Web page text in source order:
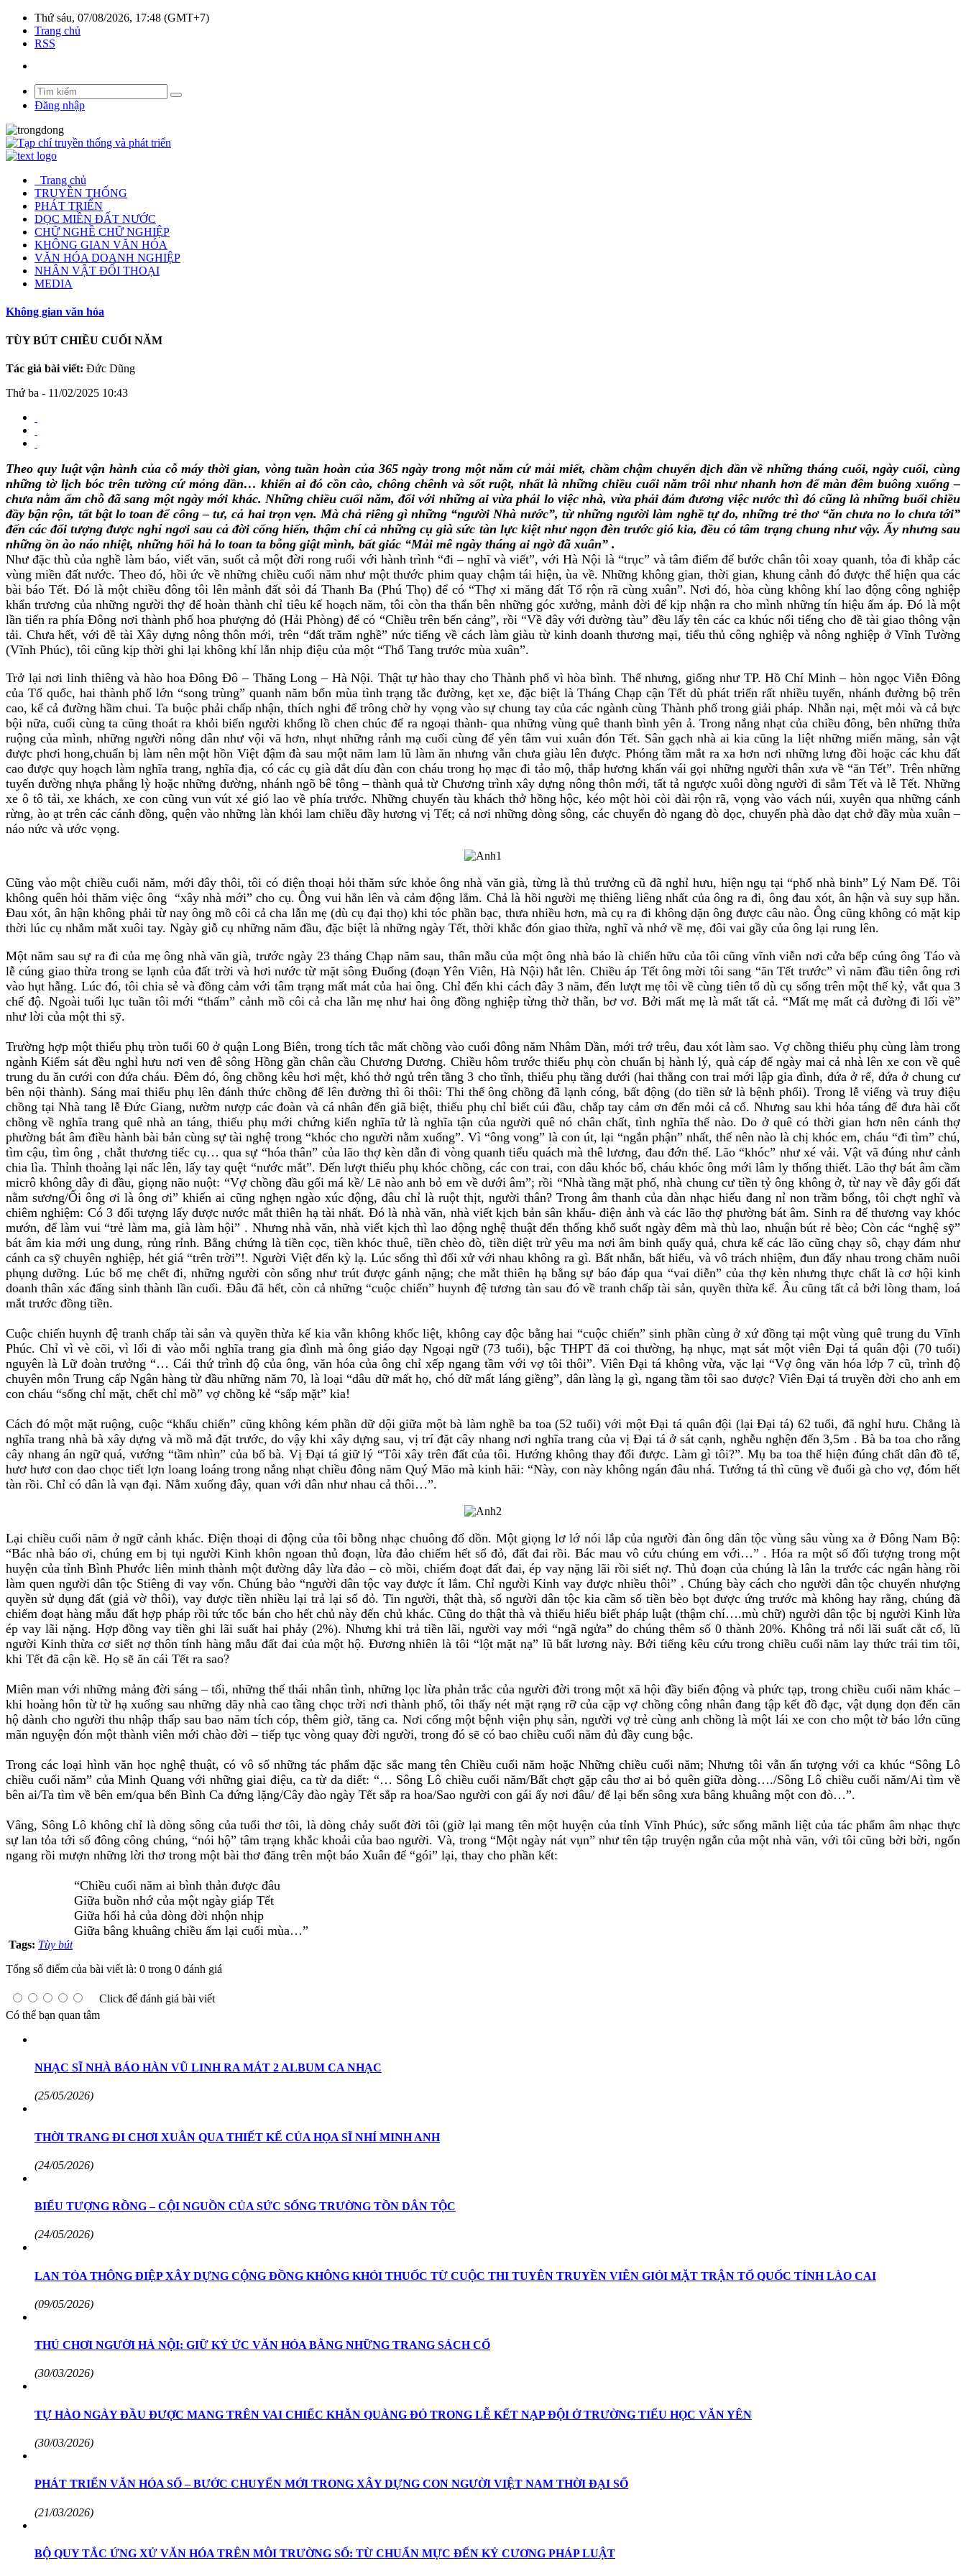
Thứ sáu, 07/08/2026, 17:48 (GMT+7)
Trang chủ
RSS
Đăng nhập
Trang chủ
TRUYỀN THỐNG
PHÁT TRIỂN
DỌC MIỀN ĐẤT NƯỚC
CHỮ NGHỀ CHỮ NGHIỆP
KHÔNG GIAN VĂN HÓA
VĂN HÓA DOANH NGHIỆP
NHÂN VẬT ĐỐI THOẠI
MEDIA
Không gian văn hóa
TÙY BÚT CHIỀU CUỐI NĂM
Tác giả bài viết: Đức Dũng
Thứ ba - 11/02/2025 10:43
Theo quy luật vận hành của cỗ máy thời gian, vòng tuần hoàn của 365 ngày trong một năm cứ mải miết, chầm chậm chuyển dịch dần về những tháng cuối, ngày cuối, cùng
những tờ lịch bóc trên tường cứ mỏng dần… khiến ai đó cồn cào, chông chênh và sốt ruột, nhất là những chiều cuối năm trôi như nhanh hơn để màn đêm buông xuống –
chưa nằm ấm chỗ đã sang một ngày mới khác. Những chiều cuối năm, đối với những ai vừa phải lo việc nhà, vừa phải đảm đương việc nước thì đó cũng là những buổi chiều
đầy bận rộn, tất bật lo toan để công – tư, cả hai trọn vẹn. Mà chả riêng gì những “người Nhà nước”, từ những người làm nghề tự do, những trẻ thơ “ăn chưa no lo chưa tới”
đến các đối tượng được nghỉ ngơi sau cả đời cống hiến, thậm chí cả những cụ già sức tàn lực kiệt như ngọn đèn trước gió kia, đều có tâm trạng chung như vậy. Ấy nhưng sau
những ồn ào náo nhiệt, những hối hả lo toan ta bỗng giật mình, bất giác “Mải mê ngày tháng ai ngờ đã xuân” .
Như đặc thù của nghề làm báo, viết văn, suốt cả một đời rong ruổi với hành trình “đi – nghĩ và viết”, với Hà Nội là “trục” và tâm điểm để bước chân tôi xoay quanh, tỏa đi khắp các
vùng miền đất nước. Theo đó, hồi ức về những chiều cuối năm như một thước phim quay chậm tái hiện, ùa về. Những không gian, thời gian, khung cảnh đó được thể hiện qua các
bài báo Tết. Đó là một chiều đông tôi lên mảnh đất sỏi đá Thanh Ba (Phú Thọ) để có “Thợ xi măng đất Tổ rộn rã cùng xuân”. Nơi đó, hòa cùng không khí lao động công nghiệp
khẩn trương của những người thợ để hoàn thành chỉ tiêu kế hoạch năm, tôi còn tha thẩn bên những góc xưởng, mảnh đời để kịp nhận ra cho mình những tín hiệu ấm áp. Đó là một
lần tiến ra phía Đông nơi thành phố hoa phượng đỏ (Hải Phòng) để có “Chiều trên bến cảng”, rồi “Về đây với đường tàu” đều lấy tên các ca khúc nổi tiếng cho đề tài giao thông vận
tải. Chưa hết, với đề tài Xây dựng nông thôn mới, trên “đất trăm nghề” nức tiếng về cách làm giàu từ kinh doanh thương mại, tiểu thủ công nghiệp và nông nghiệp ở Vĩnh Tường
(Vĩnh Phúc), tôi cũng kịp thời ghi lại không khí lẫn nhịp điệu của một “Thổ Tang trước mùa xuân”.
Trở lại nơi linh thiêng và hào hoa Đông Đô – Thăng Long – Hà Nội. Thật tự hào thay cho Thành phố vì hòa bình. Thế nhưng, giống như TP. Hồ Chí Minh – hòn ngọc Viễn Đông
của Tổ quốc, hai thành phố lớn “song trùng” quanh năm bốn mùa tình trạng tắc đường, kẹt xe, đặc biệt là Tháng Chạp cận Tết dù phát triển rất nhiều tuyến, nhánh đường bộ trên
cao, kể cả đường hầm chui. Ta buộc phải chấp nhận, thích nghi để trông chờ hy vọng vào sự chung tay của các ngành cùng Thành phố trong giải pháp. Nhẫn nại, mệt mỏi và cả bực
bội nữa, cuối cùng ta cũng thoát ra khỏi biển người khổng lồ chen chúc để ra ngoại thành- qua những vùng quê thanh bình yên ả. Trong nắng nhạt của chiều đông, bên những thửa
ruộng của mình, những người nông dân như vội vã hơn, nhụt những rảnh mạ cuối cùng để yên tâm vui xuân đón Tết. Sân gạch nhà ai kia cũng la liệt những miến măng, sản vật
được phơi hong,chuẩn bị làm nên một hồn Việt đậm đà sau một năm lam lũ làm ăn nhưng vẫn chưa giàu lên được. Phóng tầm mắt ra xa hơn nơi những lưng đồi hoặc các khu đất
cao được quy hoạch làm nghĩa trang, nghĩa địa, có các cụ già dắt díu đàn con cháu trong họ mạc đi tảo mộ, thắp hương khấn vái gọi những người thân xưa về “ăn Tết”. Trên những
tuyến đường nhựa phẳng lỳ hoặc những đường, nhánh ngõ bê tông – thành quả từ Chương trình xây dựng nông thôn mới, tất tả ngược xuôi dòng người đi sắm Tết và lễ Tết. Những
xe ô tô tải, xe khách, xe con cũng vun vút xé gió lao về phía trước. Những chuyến tàu khách thở hồng hộc, kéo một hòi còi dài rộn rã, vọng vào vách núi, xuyên qua những cánh
rừng, ào ạt trên các cánh đồng, quện vào những làn khói lam chiều đầy hương vị Tết; cả nơi những dòng sông, các chuyến đò ngang đò dọc, chuyến phà dào dạt chở đầy mùa xuân –
náo nức và ước vọng.
Cũng vào một chiều cuối năm, mới đây thôi, tôi có điện thoại hỏi thăm sức khỏe ông nhà văn già, từng là thủ trưởng cũ đã nghỉ hưu, hiện ngụ tại “phố nhà binh” Lý Nam Đế. Tôi
không quên hỏi thăm việc ông “xây nhà mới” cho cụ. Ông vui hẳn lên và cảm động lắm. Chả là hồi người mẹ thiêng liêng nhất của ông ra đi, ông đau xót, ân hận và suy sụp hẳn.
Đau xót, ân hận không phải từ nay ông mồ côi cả cha lẫn mẹ (dù cụ đại thọ) khi tóc phần bạc, thưa nhiều hơn, mà cụ ra đi không dặn ông được câu nào. Ông cũng không có mặt kịp
thời lúc cụ nhắm mắt xuôi tay. Ngày giỗ cụ những năm đầu, đặc biệt là những ngày Tết, thời khắc đón giao thừa, nghĩ và nhớ về mẹ, đôi vai gầy của ông lại rung lên.
Một năm sau sự ra đi của mẹ ông nhà văn già, trước ngày 23 tháng Chạp năm sau, thân mẫu của một ông nhà báo là chiến hữu của tôi cũng vĩnh viễn nơi cửa bếp cúng ông Táo và
lễ cúng giao thừa trong se lạnh của đất trời và hơi nước từ mặt sông Đuống (đoạn Yên Viên, Hà Nội) hắt lên. Chiều áp Tết ông mời tôi sang “ăn Tết trước” vì năm đầu tiên ông rơi
vào hụt hẫng. Lúc đó, tôi chia sẻ và đồng cảm với tâm trạng mất mát của hai ông. Chỉ đến khi cách đây 3 năm, đến lượt mẹ tôi về cùng tiên tổ dù cụ sống trên một thế kỷ, vắt qua 3
chế độ. Ngoài tuổi lục tuần tôi mới “thấm” cảnh mồ côi cả cha lẫn mẹ như hai ông đồng nghiệp từng thờ thẫn, bơ vơ. Bởi mất mẹ là mất tất cả. “Mất mẹ mất cả đường đi lối về”
như lời của một thi sỹ.
Trường hợp một thiếu phụ tròn tuổi 60 ở quận Long Biên, trong tích tắc mất chồng vào cuối đông năm Nhâm Dần, mới trớ trêu, đau xót làm sao. Vợ chồng thiếu phụ cùng làm trong
ngành Kiểm sát đều nghỉ hưu nơi ven đê sông Hồng gần chân cầu Chương Dương. Chiều hôm trước thiếu phụ còn chuẩn bị hành lý, quà cáp để ngày mai cả nhà lên xe con về quê
trung du ăn cưới con đứa cháu. Đêm đó, ông chồng kêu hơi mệt, khó thở ngủ trên tầng 3 cho tĩnh, thiếu phụ tầng dưới (hai thằng con trai mới lập gia đình, đứa ở rể, đứa ở chung cư
bên nội thành). Sáng mai thiếu phụ lên đánh thức chồng để lên đường thì ôi thôi: Thi thể ông chồng đã lạnh cóng, bất động (do tiền sử là bệnh phổi). Trong lễ viếng và truy điệu
chồng tại Nhà tang lễ Đức Giang, nườm nượp các đoàn và cá nhân đến giã biệt, thiếu phụ chỉ biết cúi đầu, chắp tay cảm ơn đến mỏi cả cổ. Nhưng sau khi hỏa táng để đưa hài cốt
chồng về nghĩa trang quê nhà an táng, thiếu phụ mới chứng kiến nghĩa tử là nghĩa tận của người quê nó chân chất, tình nghĩa thế nào. Do ở quê có thời gian hơn nên cánh thợ
phường bát âm điều hành bài bản cùng sự tài nghệ trong “khóc cho người nằm xuống”. Vì “ông vong” là con út, lại “ngắn phận” nhất, thế nên nào là chị khóc em, cháu “đi tìm” chú,
tìm cậu, tìm ông , chắt thương tiếc cụ… qua sự “hóa thân” của lão thợ kèn dẫn đi vòng quanh tiểu quách mà thê lương, đau đớn thế. Lão “khóc” như xé vải. Vật vã đúng như cảnh
chia lìa. Thỉnh thoảng lại nấc lên, lấy tay quệt “nước mắt”. Đến lượt thiếu phụ khóc chồng, các con trai, con dâu khóc bố, cháu khóc ông mới lâm ly thống thiết. Lão thợ bát âm cầm
micrô không dây đi đầu, giọng não nuột: “Vợ chồng đầu gối má kề/ Lẽ nào anh bỏ em về dưới âm”; rồi “Nhà tầng mặt phố, nhà chung cư tiền tỷ ông không ở, từ nay về đây gối đất
nằm sương/Ối ông ơi là ông ơi” khiến ai cũng nghẹn ngào xúc động, đâu chỉ là ruột thịt, người thân? Trong âm thanh của dàn nhạc hiếu đang nỉ non trầm bổng, tôi chợt nghĩ và
chiêm nghiệm: Có 3 đối tượng lấy được nước mắt thiên hạ tài nhất. Đó là nhà văn, nhà viết kịch bản sân khấu- điện ảnh và các lão thợ phường bát âm. Sinh ra để thương vay khóc
mướn, để làm vui “trẻ làm ma, già làm hội” . Nhưng nhà văn, nhà viết kịch thì lao động nghệ thuật đến thống khổ suốt ngày đêm mà thù lao, nhuận bút rẻ bèo; Còn các “nghệ sỹ”
bát âm kia mới ung dung, rủng rỉnh. Bằng chứng là tiền cọc, tiền khóc thuê, tiền chèo đò, tiền diệt trừ yêu ma nơi âm binh quấy quả, chưa kể các lão cũng chạy sô, chạy đám như
cánh ca sỹ chuyên nghiệp, hét giá “trên trời”!. Người Việt đến kỳ lạ. Lúc sống thì đối xử với nhau không ra gì. Bất nhẫn, bất hiếu, và vô trách nhiệm, đun đẩy nhau trong chăm nuôi
phụng dưỡng. Lúc bố mẹ chết đi, những người còn sống như trút được gánh nặng; che mắt thiên hạ bằng sự báo đáp qua “vai diễn” của thợ kèn nhưng thực chất là cơ hội kinh
doanh thân xác đấng sinh thành lần cuối. Đâu đã hết, còn cả những “cuộc chiến” huynh đệ tương tàn sau đó về tranh chấp tài sản, quyền thừa kế. Âu cũng tất cả bởi lòng tham, loá
mắt trước đồng tiền.
Cuộc chiến huynh đệ tranh chấp tài sản và quyền thừa kế kia vẫn không khốc liệt, không cay độc bằng hai “cuộc chiến” sinh phần cùng ở xứ đồng tại một vùng quê trung du Vĩnh
Phúc. Chỉ vì vè cõi, vì lối đi vào mỗi nghĩa trang gia đình mà ông giáo dạy Ngoại ngữ (73 tuổi), bậc THPT đã coi thường, hạ nhục, mạt sát một viên Đại tá quân đội (70 tuổi)
nguyên là Lữ đoàn trưởng “… Cái thứ trình độ của ông, văn hóa của ông chỉ xếp ngang tầm với vợ tôi thôi”. Viên Đại tá không vừa, vặc lại “Vợ ông văn hóa lớp 7 cũ, trình độ
chuyên môn Trung cấp Ngân hàng từ đầu những năm 70, là loại “dâu dữ mất họ, chó dữ mất láng giềng”, dân làng lạ gì, ngang tầm tôi sao được? Viên Đại tá truyền đời cho anh em
con cháu “sống chỉ mặt, chết chỉ mồ” vợ chồng kẻ “sấp mặt” kia!
Cách đó một mặt ruộng, cuộc “khẩu chiến” cũng không kém phần dữ dội giữa một bà làm nghề ba toa (52 tuổi) với một Đại tá quân đội (lại Đại tá) 62 tuổi, đã nghỉ hưu. Chẳng là
nghĩa trang nhà bà xây dựng và mồ mả đặt trước, do vậy khi xây dựng sau, vị trí đặt cây nhang nơi nghĩa trang của vị Đại tá ở sát cạnh, nghễu nghện đến 3,5m . Bà ba toa cho rằng
cây nhang án ngữ quá, vướng “tầm nhìn” của bố bà. Vị Đại tá giữ lý “Tôi xây trên đất của tôi. Hướng không thay đổi được. Làm gì tôi?”. Mụ ba toa thể hiện đúng chất dân đồ tể,
hươ hươ con dao chọc tiết lợn loang loáng trong nắng nhạt chiều đông năm Quý Mão mà kinh hãi: “Này, con này không ngán đâu nhá. Tướng tá thì cũng về đuổi gà cho vợ, đóm hết
tàn rồi. Chỉ có dân là vạn đại. Nằm xuống đây, quan với dân như nhau cả thôi…”.
Lại chiều cuối năm ở ngữ cảnh khác. Điện thoại di động của tôi bỗng nhạc chuông đổ dồn. Một giọng lơ lớ nói lắp của người đàn ông dân tộc vùng sâu vùng xa ở Đông Nam Bộ:
“Bác nhà báo ơi, chúng em bị tụi người Kinh khôn ngoan thủ đoạn, lừa đảo chiếm hết sổ đỏ, đất đai rồi. Bác mau vô cứu chúng em với…” . Hóa ra một số đối tượng trong một
huyện của tỉnh Bình Phước liên minh thành một đường dây lừa đảo – cò mồi, chiếm đoạt đất đai, ép vay nặng lãi rồi siết nợ. Thủ đoạn của chúng là lân la trước các ngân hàng rồi
làm quen người dân tộc Stiêng đi vay vốn. Chúng bảo “người dân tộc vay được ít lắm. Chỉ người Kinh vay được nhiều thôi” . Chúng bày cách cho người dân tộc chuyển nhượng
quyền sử dụng đất (giả vờ thôi), vay được tiền nhiều lại trả lại sổ đỏ. Tin người, thật thà, số người dân tộc kia cầm số tiền bèo bọt được ứng trước mà không hay rằng, chúng đã
chiếm đoạt hàng mẫu đất hợp pháp rồi tức tốc bán cho hết chủ này đến chủ khác. Cũng do thật thà và thiếu hiểu biết pháp luật (thậm chí….mù chữ) người dân tộc bị người Kinh lừa
ép vay lãi nặng. Hợp đồng vay tiền ghi lãi suất hai phảy (2%). Nhưng khi trả tiền lãi, người vay mới “ngã ngửa” do chúng thêm số 0 thành 20%. Không trả nổi lãi suất cắt cổ, lũ
người Kinh thừa cơ siết nợ thôn tính hàng mẫu đất đai của một hộ. Đương nhiên là tôi “lột mặt nạ” lũ bất lương này. Bởi tiếng kêu cứu trong chiều cuối năm lay thức trái tim tôi,
khi Tết đã cận kề. Họ sẽ ăn cái Tết ra sao?
Miên man với những mảng đời sáng – tối, những thế thái nhân tình, những lọc lừa phản trắc của người đời trong một xã hội đầy biến động và phức tạp, trong chiều cuối năm khác –
khi hoàng hôn từ từ hạ xuống sau những dãy nhà cao tầng chọc trời nơi thành phố, tôi thấy nét mặt rạng rỡ của cặp vợ chồng công nhân đang tập kết đồ đạc, vật dụng dọn đến căn
hộ dành cho người thu nhập thấp sau bao năm tích cóp, thêm giờ, tăng ca. Nơi cổng một bệnh viện phụ sản, người vợ trẻ cùng anh chồng là một lái xe con cho một tờ báo lớn cũng
mãn nguyện đón một thành viên mới chào đời – tiếp tục vòng quay đời người, trong đó sẽ có bao chiều cuối năm đủ đầy cung bậc.
Trong các loại hình văn học nghệ thuật, có vô số những tác phẩm đặc sắc mang tên Chiều cuối năm hoặc Những chiều cuối năm; Nhưng tôi vẫn ấn tượng với ca khúc “Sông Lô
chiều cuối năm” của Minh Quang với những giai điệu, ca từ da diết: “… Sông Lô chiều cuối năm/Bất chợt gặp câu thơ ai bỏ quên giữa dòng…./Sông Lô chiều cuối năm/Ai tìm về
bên ai/Ta tìm về bên em/qua bến Bình Ca đứng lặng/Cây đào ngày Tết sắp ra hoa/Sao người con gái ấy nơi đâu/ để lại bến sông xưa bâng khuâng một con đò…”.
Vâng, Sông Lô không chỉ là dòng sông của tuổi thơ tôi, là dòng chảy suốt đời tôi (giờ lại mang tên một huyện của tỉnh Vĩnh Phúc), sức sống mãnh liệt của tác phẩm âm nhạc thực
sự lan tỏa tới số đông công chúng, “nói hộ” tâm trạng khắc khoải của bao người. Và, trong “Một ngày nát vụn” như tên tập truyện ngắn của một nhà văn, với tôi cũng bời bời, ngổn
ngang rồi mượn những lời thơ trong một bài thơ đăng trên một báo Xuân để “gói” lại, thay cho phần kết:
“Chiều cuối năm ai bình thản được đâu
Giữa buồn nhớ của một ngày giáp Tết
Giữa hối hả của dòng đời nhộn nhịp
Giữa bâng khuâng chiều ấm lại cuối mùa…”
Tags: Tùy bút
Tổng số điểm của bài viết là: 0 trong 0 đánh giá
Click để đánh giá bài viết
Có thể bạn quan tâm
NHẠC SĨ NHÀ BÁO HÀN VŨ LINH RA MÁT 2 ALBUM CA NHẠC
(25/05/2026)
THỜI TRANG ĐI CHƠI XUÂN QUA THIẾT KẾ CỦA HỌA SĨ NHÍ MINH ANH
(24/05/2026)
BIỂU TƯỢNG RỒNG – CỘI NGUỒN CỦA SỨC SỐNG TRƯỜNG TỒN DÂN TỘC
(24/05/2026)
LAN TỎA THÔNG ĐIỆP XÂY DỰNG CỘNG ĐỒNG KHÔNG KHÓI THUỐC TỪ CUỘC THI TUYÊN TRUYỀN VIÊN GIỎI MẶT TRẬN TỔ QUỐC TỈNH LÀO CAI
(09/05/2026)
THÚ CHƠI NGƯỜI HÀ NỘI: GIỮ KÝ ỨC VĂN HÓA BẰNG NHỮNG TRANG SÁCH CỔ
(30/03/2026)
TỰ HÀO NGÀY ĐẦU ĐƯỢC MANG TRÊN VAI CHIẾC KHĂN QUÀNG ĐỎ TRONG LỄ KẾT NẠP ĐỘI Ở TRƯỜNG TIỂU HỌC VĂN YÊN
(30/03/2026)
PHÁT TRIỂN VĂN HÓA SỐ – BƯỚC CHUYỂN MỚI TRONG XÂY DỰNG CON NGƯỜI VIỆT NAM THỜI ĐẠI SỐ
(21/03/2026)
BỘ QUY TẮC ỨNG XỬ VĂN HÓA TRÊN MÔI TRƯỜNG SỐ: TỪ CHUẨN MỰC ĐẾN KỶ CƯƠNG PHÁP LUẬT